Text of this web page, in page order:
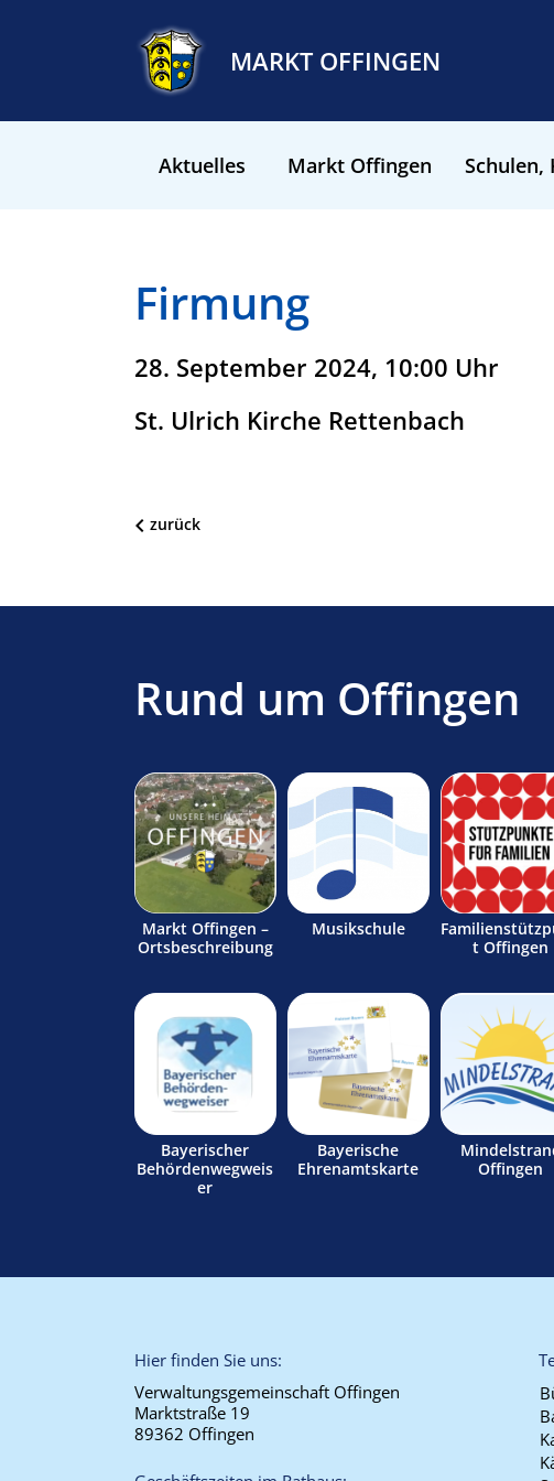
MARKT OFFINGEN
Aktuelles Markt Offingen Schulen,
Firmung
28. September 2024, 10:00 Uhr
St. Ulrich Kirche Rettenbach
zurück
Rund um Offingen
Markt Offingen –
Ortsbeschreibung
Musikschule
t Offingen
Bayerischer
Behördenwegweis
er
Bayerische
Ehrenamtskarte
Offingen
Hier finden Sie uns:
Verwaltungsgemeinschaft Offingen
Marktstraße 19
89362 Offingen